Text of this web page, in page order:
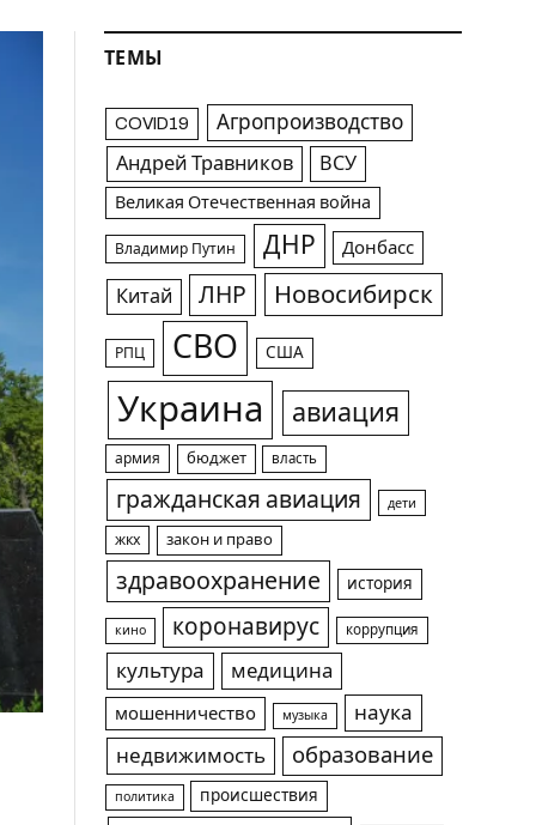
ТЕМЫ
COVID19 Агропроизводство
Андрей Травников ВСУ
Великая Отечественная война
Владимир Путин ДНР Донбасс
Китай ЛНР Новосибирск
РПЦ СВО США
Украина авиация
армия бюджет власть
гражданская авиация дети
жкх закон и право
здравоохранение история
кино коронавирус коррупция
культура медицина
мошенничество музыка
наука
недвижимость
образование
политика происшествия